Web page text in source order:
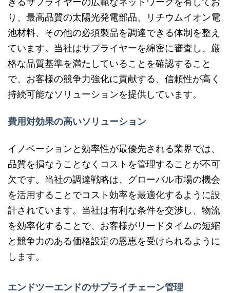
り、最高品質の太陽光発電部品、リチウムイオン電
池材料、その他の必須製品を調達できる体制を整え
ています。当社はサプライヤーを綿密に審査し、厳
格な品質基準を満たしていることを確認すること
で、お客様の競争力強化に貢献する、信頼性が高く
持続可能なソリューションを提供しています。
費用対効果の高いソリューション
イノベーションと効率性が最優先される業界では、
品質を損なうことなくコストを管理することが不可
欠です。当社の調達戦略は、グローバル市場の機会
を活用することでコスト効率を最適化するように設
計されています。当社は有利な条件を交渉し、物流
を効率化することで、お客様がリードタイムの​​短縮
と競争力のある価格設定の恩恵を受けられるように
します。
エンドツーエンドのサプライチェーン管理